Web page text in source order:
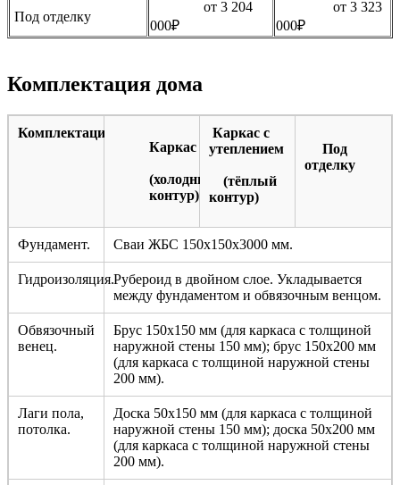
Под отделку
от 3 204
000₽
от 3 323
000₽
Комплектация дома
Комплектация
Каркас
(холодный
контур)
Каркас с
утеплением
(тёплый
контур)
Под
отделку
Фундамент. Сваи ЖБС 150х150х3000 мм.
Гидроизоляция.Рубероид в двойном слое. Укладывается
между фундаментом и обвязочным венцом.
Обвязочный
венец.
Брус 150х150 мм (для каркаса с толщиной
наружной стены 150 мм); брус 150х200 мм
(для каркаса с толщиной наружной стены
200 мм).
Лаги пола,
потолка.
Доска 50х150 мм (для каркаса с толщиной
наружной стены 150 мм); доска 50х200 мм
(для каркаса с толщиной наружной стены
200 мм).